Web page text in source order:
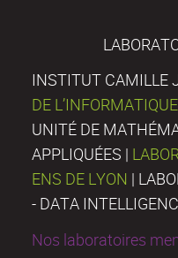
INSTITUT CAMILLE
DE
UNITÉ DE
APPLIQUÉES |
ENS DE LYON |
- DATA
Nos laboratoires